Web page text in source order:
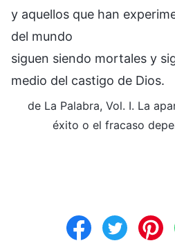
y aquellos que han
del mundo
siguen siendo mortales y
medio del castigo de Dios.
de La Palabra, Vol. I. La
éxito o el fracaso